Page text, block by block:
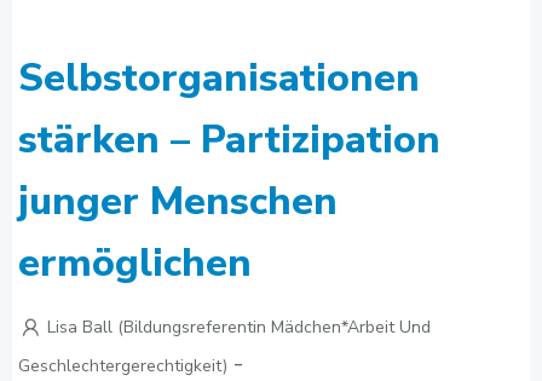
Selbstorganisationen
stärken – Partizipation
junger Menschen
ermöglichen
Lisa Ball (Bildungsreferentin Mädchen*arbeit Und
Geschlechtergerechtigkeit) -